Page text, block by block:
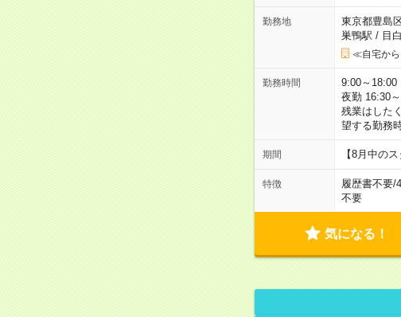
勤務地
東京都豊島
巣鴨駅 / 目
≪自宅から
勤務時間
9:00～18:00
夜勤 16:30
残業はした
望する勤務
期間 【8月中の
特徴 履歴書不要/
不要
気になる！